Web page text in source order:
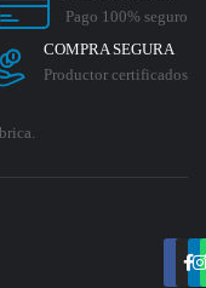
Pago 100% seguro
COMPRA SEGURA
Productor certificados